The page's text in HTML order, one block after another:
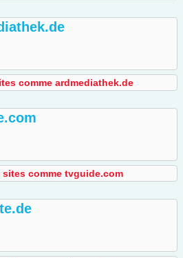
comme ardmediathek.de
sites comme tvguide.com